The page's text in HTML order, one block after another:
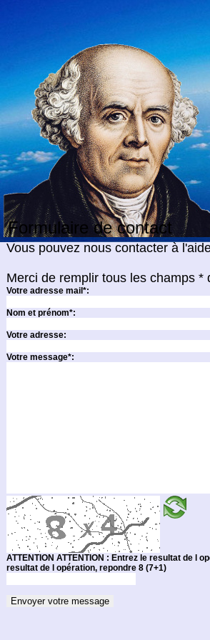
Formulaire de contact
Vous pouvez nous contacter à
Merci de remplir tous les champs *
Votre adresse mail*:
Nom et prénom*:
Votre adresse:
Votre message*:
ATTENTION ATTENTION : Entrez le resultat de l operation ci dessus EN RAJOUTANT 1 A CE RESULTAT. (Par exemple si l affichage montre 5 +2 soit 7 comme
resultat de l opération, repondre 8 (7+1)